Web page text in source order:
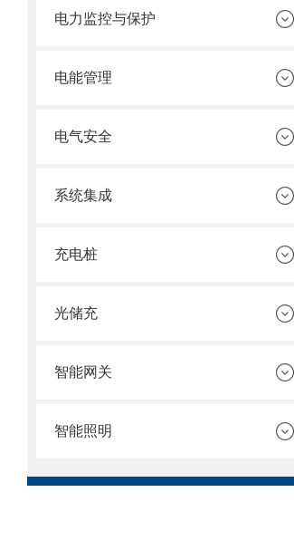
电力监控与保护
电能管理
电气安全
系统集成
充电桩
光储充
智能网关
智能照明